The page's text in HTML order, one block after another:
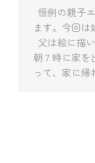
恒例の親子
ます。今回は
父は絵に描
朝７時に家を
って、家に